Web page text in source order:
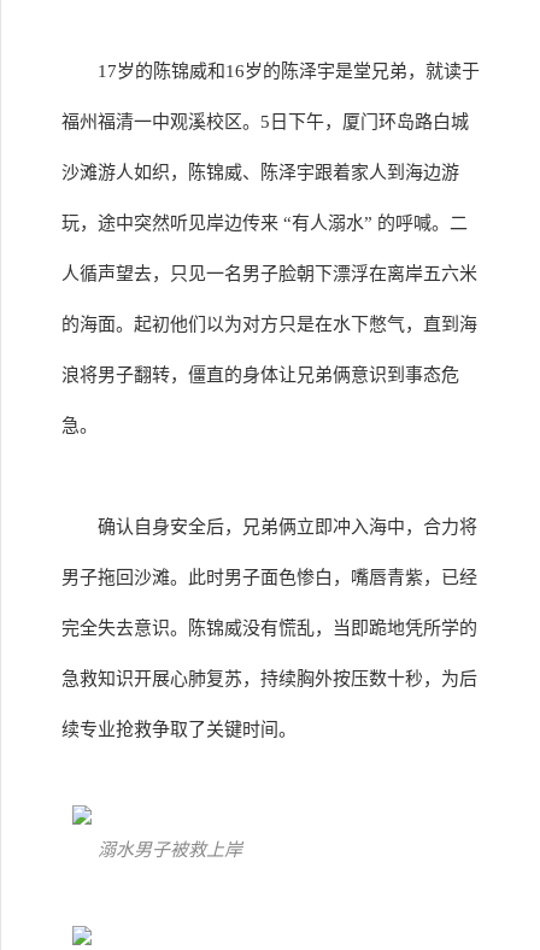
17岁的陈锦威和16岁的陈泽宇是堂兄弟，就读于
福州福清一中观溪校区。5日下午，厦门环岛路白城
沙滩游人如织，陈锦威、陈泽宇跟着家人到海边游
玩，途中突然听见岸边传来 “有人溺水” 的呼喊。二
人循声望去，只见一名男子脸朝下漂浮在离岸五六米
的海面。起初他们以为对方只是在水下憋气，直到海
浪将男子翻转，僵直的身体让兄弟俩意识到事态危
急。
确认自身安全后，兄弟俩立即冲入海中，合力将
男子拖回沙滩。此时男子面色惨白，嘴唇青紫，已经
完全失去意识。陈锦威没有慌乱，当即跪地凭所学的
急救知识开展心肺复苏，持续胸外按压数十秒，为后
续专业抢救争取了关键时间。
溺水男子被救上岸